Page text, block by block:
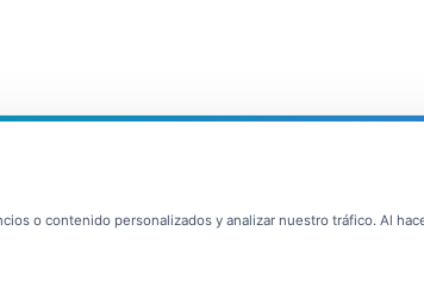
o contenido personalizados y analizar nuestro tráfico. Al